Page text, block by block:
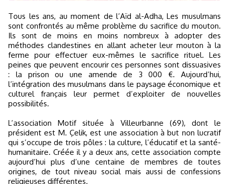
Tous les ans, au moment de l’Aïd al-Adha, Les musulmans
sont confrontés au même problème du sacrifice du mouton.
Ils sont de moins en moins nombreux à adopter des
méthodes clandestines en allant acheter leur mouton à la
ferme pour effectuer eux-mêmes le sacrifice rituel. Les
peines que peuvent encourir ces personnes sont dissuasives
: la prison ou une amende de 3 000 €. Aujourd’hui,
l’intégration des musulmans dans le paysage économique et
culturel français leur permet d’exploiter de nouvelles
possibilités.
L’association Motif située à Villeurbanne (69), dont le
président est M. Çelik, est une association à but non lucratif
qui s’occupe de trois pôles : la culture, l’éducatif et la santé-
humanitaire. Créée il y a deux ans, cette association compte
aujourd’hui plus d’une centaine de membres de toutes
origines, de tout niveau social mais aussi de confessions
religieuses différentes.